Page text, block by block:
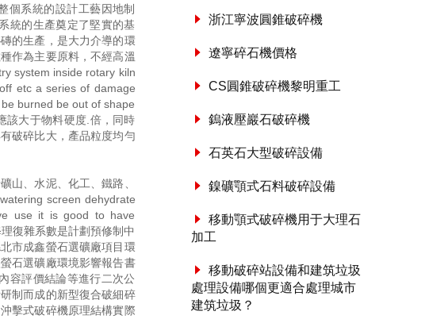
個系統的設計工藝因地制
統的生產奠定了堅實的基
的生產，是大力介導的環
作為主要原料，不經高溫
system inside rotary kiln
etc a series of damage
burned be out of shape
該大于物料硬度.倍，同時
破碎比大，產品粒度均勻
山、水泥、化工、鐵路、
screen dehydrate
use it is good to have
復雜系數是計劃預修制中
市成鑫螢石選礦廠項目環
石選礦廠環境影響報告書
容評價結論等進行二次公
制而成的新型復合破細碎
擊式破碎機原理結構實際
浙江寧波圓錐破碎機
遼寧碎石機價格
CS圓錐破碎機黎明重工
鎢液壓巖石破碎機
石英石大型破碎設備
鎳礦顎式石料破碎設備
移動顎式破碎機用于大理石
加工
移動破碎站設備和建筑垃圾
處理設備哪個更適合處理城市
建筑垃圾？